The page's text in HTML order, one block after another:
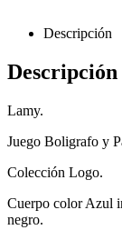
Descripción
Descripción
Lamy.
Juego Boligrafo y
Colección Logo.
Cuerpo color Azul
negro.